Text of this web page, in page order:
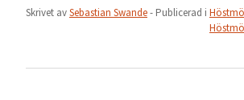
Skrivet avSebastian Swande- Publicerad i